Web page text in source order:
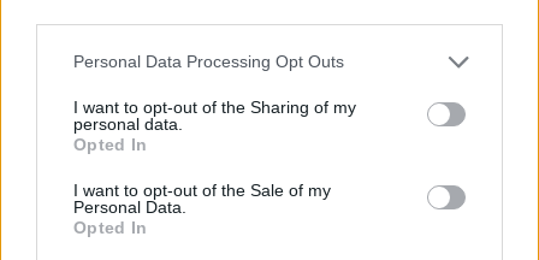
Personal Data Processing Opt Outs
I want to opt-out of the Sharing of my
personal data.
Opted In
I want to opt-out of the Sale of my
Personal Data.
Opted In
Jotvingių premija skiriama
Gvidui Latakui, Jaunojo
jotvingio – Birutei Grašytei-
Black
statybų